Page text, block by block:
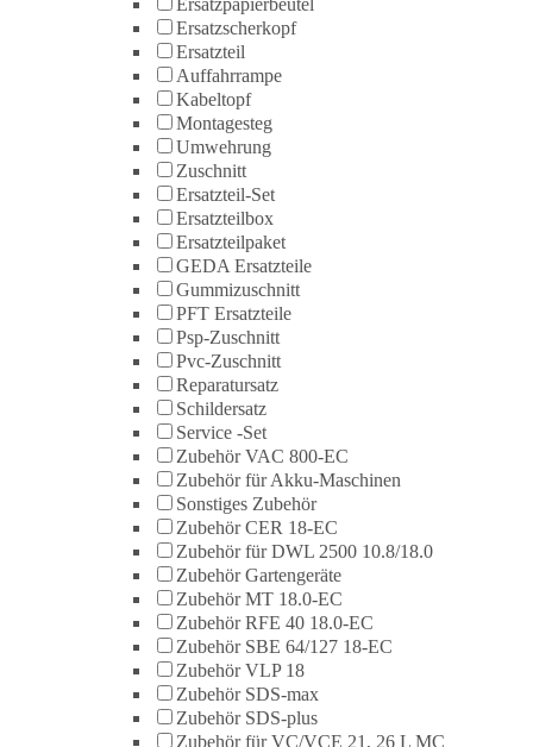
Ersatzscherkopf
Ersatzteil
Auffahrrampe
Kabeltopf
Montagesteg
Umwehrung
Zuschnitt
Ersatzteil-Set
Ersatzteilbox
Ersatzteilpaket
GEDA Ersatzteile
Gummizuschnitt
PFT Ersatzteile
Psp-Zuschnitt
Pvc-Zuschnitt
Reparatursatz
Schildersatz
Service -Set
Zubehör VAC 800-EC
Zubehör für Akku-Maschinen
Sonstiges Zubehör
Zubehör CER 18-EC
Zubehör für DWL 2500 10.8/18.0
Zubehör Gartengeräte
Zubehör MT 18.0-EC
Zubehör RFE 40 18.0-EC
Zubehör SBE 64/127 18-EC
Zubehör VLP 18
Zubehör SDS-max
Zubehör SDS-plus
Zubehör für VC/VCE 21, 26 L MC